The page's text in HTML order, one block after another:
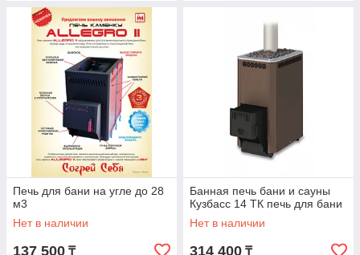
Печь для бани на угле до 28
м3
Нет в наличии
137 500 ₸
Банная печь бани и сауны
Кузбасс 14 ТК печь для бани
Нет в наличии
314 400 ₸